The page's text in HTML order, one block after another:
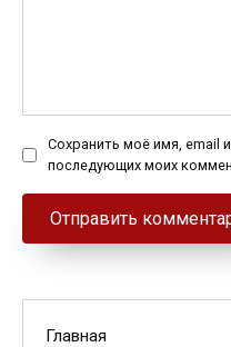
Сохранить моё имя, email
последующих моих
Главная